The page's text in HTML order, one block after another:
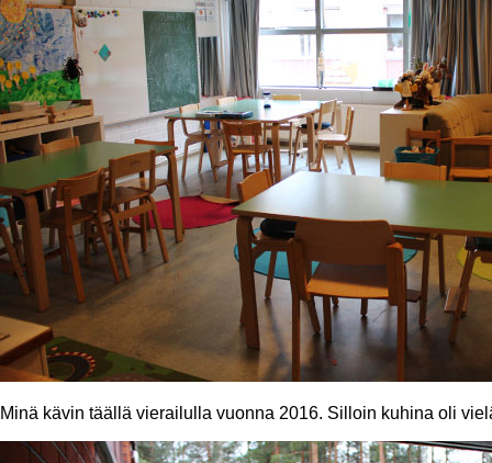
Minä kävin täällä vierailulla vuonna 2016. Silloin kuhina oli